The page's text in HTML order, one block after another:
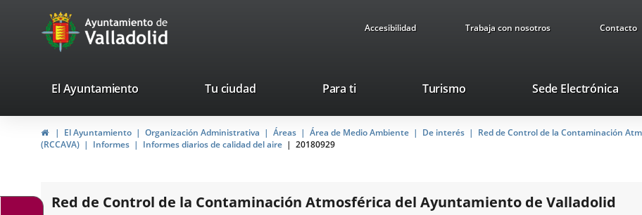
Portal
Web
Ayuntamiento
de
Valladolid
Accesibilidad Trabaja con nosotros Contacto
valladolid.es
El Ayuntamiento Tu ciudad Para ti TurismoEste
se
abrirá
nueva.
Sede Electrónica
una
InicioEl Ayuntamiento Organización Administrativa Áreas Área de Medio Ambiente De interés
Red de Control de la Contaminación
(RCCAVA)
Informes Informes diarios de calidad del aire 20180929
Red de Control de la Contaminación Atmosférica del Ayuntamiento de Valladolid